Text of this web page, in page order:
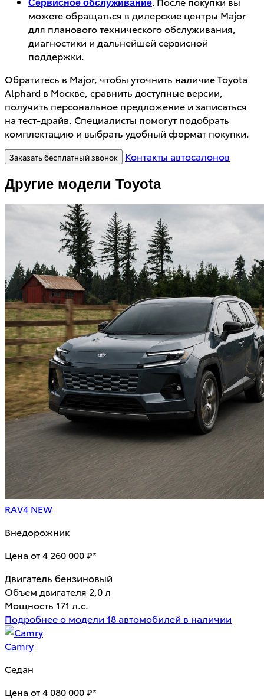
Сервисное обслуживание.
можете обращаться в дилерские центры Major
для планового технического обслуживания,
диагностики и дальнейшей сервисной
поддержки.
Обратитесь в Major, чтобы уточнить наличие Toyota
Alphard в Москве, сравнить доступные версии,
получить персональное предложение и записаться
на тест-драйв. Специалисты помогут подобрать
комплектацию и выбрать удобный формат покупки.
Заказать бесплатный звонок Контакты автосалонов
Другие модели Toyota
RAV4 NEW
Внедорожник
Цена от 4 260 000 ₽*
Двигатель бензиновый
Объем двигателя 2,0 л
Мощность 171 л.с.
Подробнее о модели 18 автомобилей в наличии
Camry
Седан
Цена от 4 080 000 ₽*